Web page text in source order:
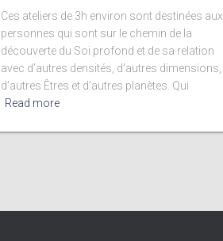
Ces ateliers de 3h environ sont destinées aux
personnes qui sont sur le chemin de la
découverte du Soi profond et de sa relation
avec d’autres densités, d’autres dimensions,
d’autres Êtres et d’autres planètes. Qui
Read more